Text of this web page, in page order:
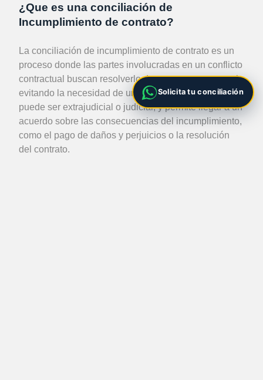
¿Que es una conciliación de
Incumplimiento de contrato?
La conciliación de incumplimiento de contrato es un
proceso donde las partes involucradas en un conflicto
contractual buscan resolverlo de manera consensual,
evitando la necesidad de un juicio.Este proceso
puede ser extrajudicial o judicial, y permite llegar a un
acuerdo sobre las consecuencias del incumplimiento,
como el pago de daños y perjuicios o la resolución
del contrato.
Solicita tu conciliación